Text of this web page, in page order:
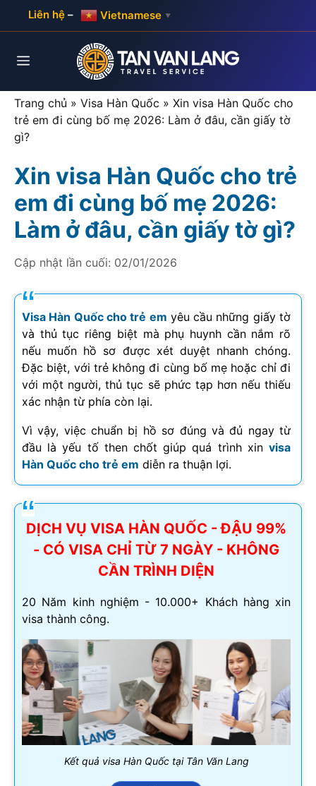
Liên hệ – Vietnamese ▼
Menu
Trang chủ » Visa Hàn Quốc » Xin visa Hàn Quốc cho
trẻ em đi cùng bố mẹ 2026: Làm ở đâu, cần giấy tờ
gì?
Xin visa Hàn Quốc cho trẻ
em đi cùng bố mẹ 2026:
Làm ở đâu, cần giấy tờ gì?
Cập nhật lần cuối: 02/01/2026
Visa Hàn Quốc cho trẻ em yêu cầu những giấy tờ
và thủ tục riêng biệt mà phụ huynh cần nắm rõ
nếu muốn hồ sơ được xét duyệt nhanh chóng.
Đặc biệt, với trẻ không đi cùng bố mẹ hoặc chỉ đi
với một người, thủ tục sẽ phức tạp hơn nếu thiếu
xác nhận từ phía còn lại.
Vì vậy, việc chuẩn bị hồ sơ đúng và đủ ngay từ
đầu là yếu tố then chốt giúp quá trình xin visa
Hàn Quốc cho trẻ em diễn ra thuận lợi.
DỊCH VỤ VISA HÀN QUỐC - ĐẬU 99%
- CÓ VISA CHỈ TỪ 7 NGÀY - KHÔNG
CẦN TRÌNH DIỆN
20 Năm kinh nghiệm - 10.000+ Khách hàng xin
visa thành công.
Kết quả visa Hàn Quốc tại Tân Văn Lang